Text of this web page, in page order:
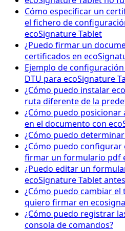
Cómo especificar un
el fichero de
ecoSignature Tablet
¿Puedo firmar un
certificados en
Ejemplo de
DTU para ecoSignature
¿Cómo puedo instalar
ruta diferente de la
¿Cómo puedo
en el documento con
¿Cómo puedo
¿Cómo puedo configurar
firmar un formulario pdf
¿Puedo editar un
ecoSignature Tablet
¿Cómo puedo cambiar
quiero firmar en
¿Cómo puedo registrar
consola de comandos?